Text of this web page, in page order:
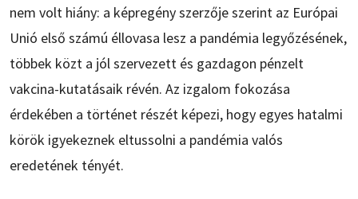
nem volt hiány: a képregény szerzője szerint az Európai
Unió első számú éllovasa lesz a pandémia legyőzésének,
többek közt a jól szervezett és gazdagon pénzelt
vakcina-kutatásaik révén. Az izgalom fokozása
érdekében a történet részét képezi, hogy egyes hatalmi
körök igyekeznek eltussolni a pandémia valós
eredetének tényét.